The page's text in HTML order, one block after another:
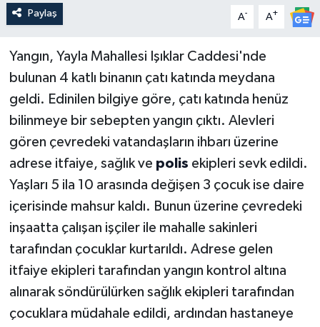
Paylaş A- A+
Yangın, Yayla Mahallesi Işıklar Caddesi'nde
bulunan 4 katlı binanın çatı katında meydana
geldi. Edinilen bilgiye göre, çatı katında henüz
bilinmeye bir sebepten yangın çıktı. Alevleri
gören çevredeki vatandaşların ihbarı üzerine
adrese itfaiye, sağlık ve polis ekipleri sevk edildi.
Yaşları 5 ila 10 arasında değişen 3 çocuk ise daire
içerisinde mahsur kaldı. Bunun üzerine çevredeki
inşaatta çalışan işçiler ile mahalle sakinleri
tarafından çocuklar kurtarıldı. Adrese gelen
itfaiye ekipleri tarafından yangın kontrol altına
alınarak söndürülürken sağlık ekipleri tarafından
çocuklara müdahale edildi, ardından hastaneye